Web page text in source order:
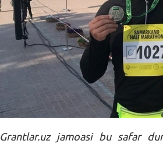
Grantlar.uz jamoasi bu safar